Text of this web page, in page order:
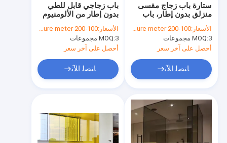
باب زجاجي قابل للطي
بدون إطار من الألومنيوم
الداخلية مع لون إطار قابل
للتخصيص
الأسعار:100-200 dollars per sqaure meter
MOQ:3 مجموعات
أحصل على آخر سعر
ﺎﺘﺼﻟ ﺍﻶﻧ
ستارة باب زجاج مقسى
منزلق بدون إطار، باب
تقسيم الشرفة
الأسعار:100-200 dollars per sqaure meter
MOQ:3 مجموعات
أحصل على آخر سعر
ﺎﺘﺼﻟ ﺍﻶﻧ